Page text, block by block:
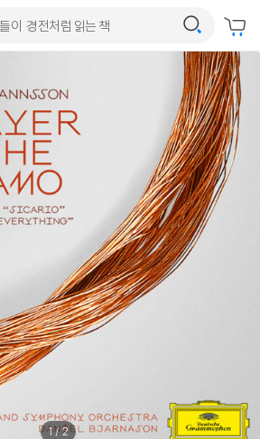
1/2